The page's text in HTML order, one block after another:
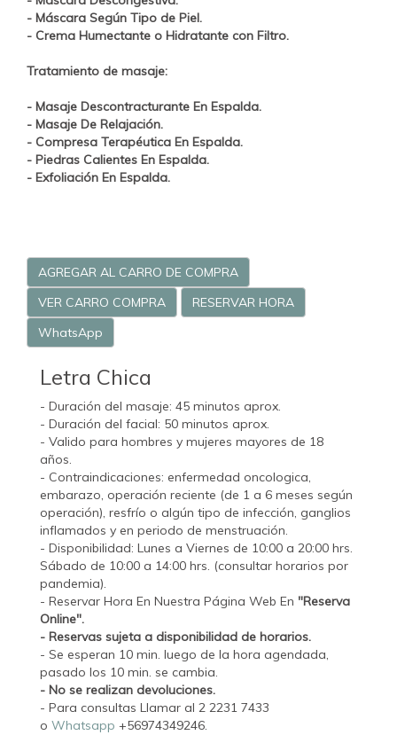
- Máscara Según Tipo de Piel.
- Crema Humectante o Hidratante con Filtro.
Tratamiento de masaje:
- Masaje Descontracturante En Espalda.
- Masaje De Relajación.
- Compresa Terapéutica En Espalda.
- Piedras Calientes En Espalda.
- Exfoliación En Espalda.
AGREGAR AL CARRO DE COMPRA
VER CARRO COMPRA
RESERVAR HORA
WhatsApp
Letra Chica
- Duración del masaje: 45 minutos aprox.
- Duración del facial: 50 minutos aprox.
- Valido para hombres y mujeres mayores de 18
años.
- Contraindicaciones: enfermedad oncologica,
embarazo, operación reciente (de 1 a 6 meses según
operación), resfrío o algún tipo de infección, ganglios
inflamados y en periodo de menstruación.
- Disponibilidad: Lunes a Viernes de 10:00 a 20:00 hrs.
Sábado de 10:00 a 14:00 hrs. (consultar horarios por
pandemia).
- Reservar Hora En Nuestra Página Web En "Reserva
Online".
- Reservas sujeta a disponibilidad de horarios.
- Se esperan 10 min. luego de la hora agendada,
pasado los 10 min. se cambia.
- No se realizan devoluciones.
- Para consultas Llamar al 2 2231 7433
o Whatsapp +56974349246.